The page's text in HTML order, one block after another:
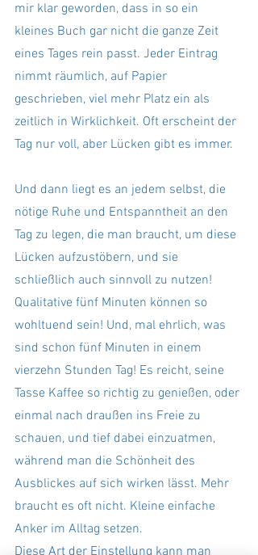
mir klar geworden, dass in so ein
kleines Buch gar nicht die ganze Zeit
eines Tages rein passt. Jeder Eintrag
nimmt räumlich, auf Papier
geschrieben, viel mehr Platz ein als
zeitlich in Wirklichkeit. Oft erscheint der
Tag nur voll, aber Lücken gibt es immer.
Und dann liegt es an jedem selbst, die
nötige Ruhe und Entspanntheit an den
Tag zu legen, die man braucht, um diese
Lücken aufzustöbern, und sie
schließlich auch sinnvoll zu nutzen!
Qualitative fünf Minuten können so
wohltuend sein! Und, mal ehrlich, was
sind schon fünf Minuten in einem
vierzehn Stunden Tag! Es reicht, seine
Tasse Kaffee so richtig zu genießen, oder
einmal nach draußen ins Freie zu
schauen, und tief dabei einzuatmen,
während man die Schönheit des
Ausblickes auf sich wirken lässt. Mehr
braucht es oft nicht. Kleine einfache
Anker im Alltag setzen.